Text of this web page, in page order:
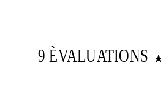
9 ÈVALUATIONS